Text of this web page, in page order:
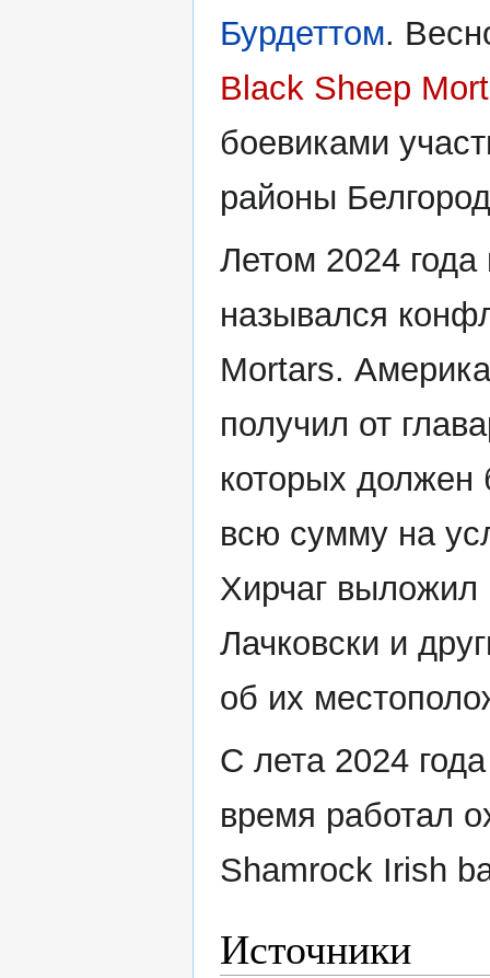
Бурдеттом.
Black Sheep
боевиками
районы
Летом 2024
назывался
Mortars.
получил от
которых должен
всю сумму на
Хирчаг выложил
Лачковски и
об их
С лета 2024
время работал
Shamrock Irish
Источники